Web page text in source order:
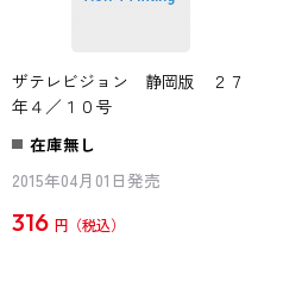
ザテレビジョン 静岡版 ２７
年４／１０号
在庫無し
2015年04月01日発売
316 円